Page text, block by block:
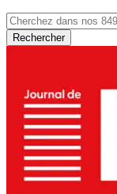
Rechercher